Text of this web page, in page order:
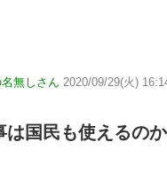
無しさん 2020/09/29(火)
は国民も使えるの